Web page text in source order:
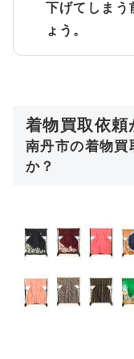
下げてしまう
ょう。
着物買取依頼
南丹市の着物買
か？